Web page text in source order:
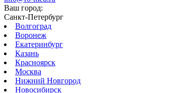
Ваш город:
Санкт-Петербург
Волгоград
Воронеж
Екатеринбург
Казань
Красноярск
Москва
Нижний Новгород
Новосибирск